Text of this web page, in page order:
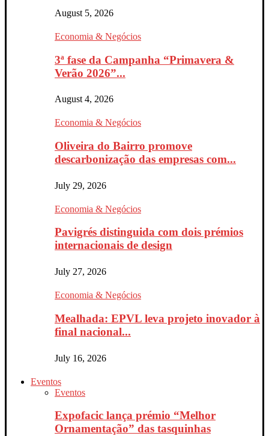
August 5, 2026
Economia & Negócios
3ª fase da Campanha “Primavera &
Verão 2026”...
August 4, 2026
Economia & Negócios
Oliveira do Bairro promove
descarbonização das empresas com...
July 29, 2026
Economia & Negócios
Pavigrés distinguida com dois prémios
internacionais de design
July 27, 2026
Economia & Negócios
Mealhada: EPVL leva projeto inovador à
final nacional...
July 16, 2026
Eventos
Eventos
Expofacic lança prémio “Melhor
Ornamentação” das tasquinhas